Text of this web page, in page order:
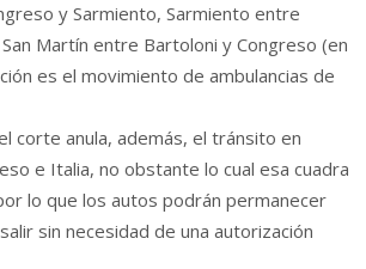
y Sarmiento, Sarmiento entre
Martín entre Bartoloni y Congreso (en
es el movimiento de ambulancias de
corte anula, además, el tránsito en
e Italia, no obstante lo cual esa cuadra
lo que los autos podrán permanecer
sin necesidad de una autorización